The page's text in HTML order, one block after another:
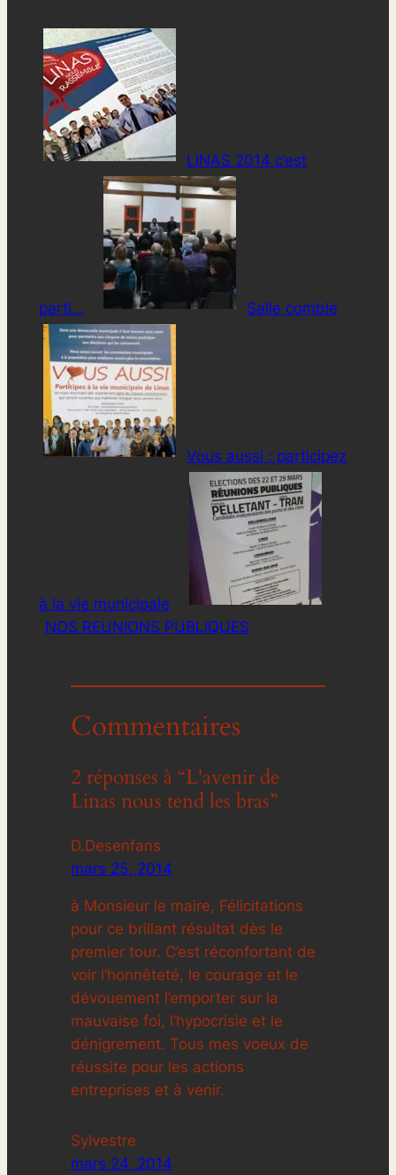
LINAS 2014 c’est
parti… Salle comble
Vous aussi : participez
à la vie municipale
NOS REUNIONS PUBLIQUES
Commentaires
2 réponses à “L'avenir de
Linas nous tend les bras”
D.Desenfans
mars 25, 2014
à Monsieur le maire, Félicitations
pour ce brillant résultat dès le
premier tour. C’est réconfortant de
voir l’honnêteté, le courage et le
dévouement l’emporter sur la
mauvaise foi, l’hypocrisie et le
dénigrement. Tous mes voeux de
réussite pour les actions
entreprises et à venir.
Sylvestre
mars 24, 2014